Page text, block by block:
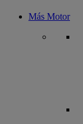
Más Motor